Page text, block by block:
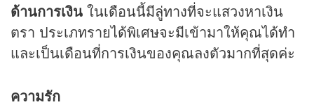
ด้านการเงิน ในเดือนนี้มีลู่ทางที่จะแสวงหาเงิน
ตรา ประเภทรายได้พิเศษจะมีเข้ามาให้คุณได้ทำ
และเป็นเดือนที่การเงินของคุณลงตัวมากที่สุดค่ะ
ความรัก